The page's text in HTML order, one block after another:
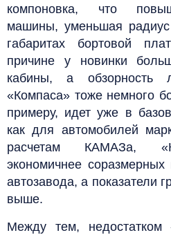
компоновка, что
машины, уменьшая
габаритах бортовой
причине у новинки
кабины, а обзорность
«Компаса» тоже немного
примеру, идет уже в
как для автомобилей
расчетам КАМАЗа,
экономичнее соразмерных
автозавода, а показатели
выше.
Между тем, недостатком